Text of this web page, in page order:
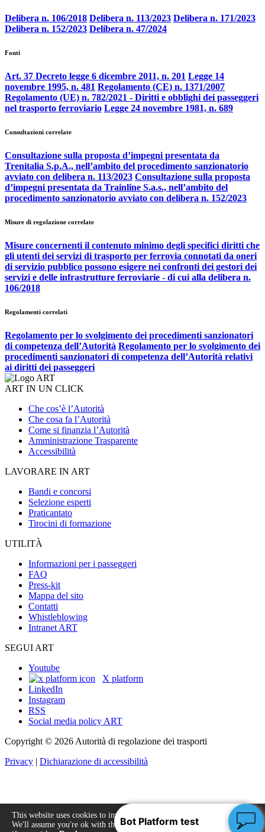
Delibera n. 106/2018 Delibera n. 113/2023 Delibera n. 171/2023
Delibera n. 152/2023 Delibera n. 47/2024
Fonti
Art. 37 Decreto legge 6 dicembre 2011, n. 201 Legge 14
novembre 1995, n. 481 Regolamento (CE) n. 1371/2007
Regolamento (UE) n. 782/2021 - Diritti e obblighi dei passeggeri
nel trasporto ferroviario Legge 24 novembre 1981, n. 689
Consultazioni correlate
Consultazione sulla proposta d’impegni presentata da
Trenitalia S.p.A., nell’ambito del procedimento sanzionatorio
avviato con delibera n. 113/2023 Consultazione sulla proposta
d’impegni presentata da Trainline S.a.s., nell’ambito del
procedimento sanzionatorio avviato con delibera n. 152/2023
Misure di regolazione correlate
Misure concernenti il contenuto minimo degli specifici diritti che
gli utenti dei servizi di trasporto per ferrovia connotati da oneri
di servizio pubblico possono esigere nei confronti dei gestori dei
servizi e delle infrastrutture ferroviarie - di cui alla delibera n.
106/2018
Regolamenti correlati
Regolamento per lo svolgimento dei procedimenti sanzionatori
di competenza dell’Autorità Regolamento per lo svolgimento dei
procedimenti sanzionatori di competenza dell’Autorità relativi
ai diritti dei passeggeri
ART IN UN CLICK
Che cos’è l’Autorità
Che cosa fa l’Autorità
Come si finanzia l’Autorità
Amministrazione Trasparente
Accessibilità
LAVORARE IN ART
Bandi e concorsi
Selezione esperti
Praticantato
Tirocini di formazione
UTILITÀ
Informazioni per i passeggeri
FAQ
Press-kit
Mappa del sito
Contatti
Whistleblowing
Intranet ART
SEGUI ART
Youtube
X platform
LinkedIn
Instagram
RSS
Social media policy ART
Copyright © 2026 Autorità di regolazione dei trasporti
Privacy | Dichiarazione di accessibilità
This website uses cookies to improve your experience.
We'll assume you're ok with this, but you can opt-out
Accept